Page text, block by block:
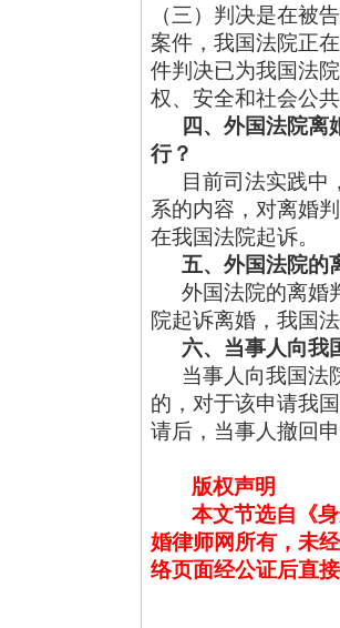
（三）判决是在被
案件，我国法院正
件判决已为我国法
权、安全和社会公
四、外国法院离
行？
目前司法实践中
系的内容，对离婚
在我国法院起诉。
五、外国法院的
外国法院的离婚
院起诉离婚，我国
六、当事人向我
当事人向我国法
的，对于该申请我
请后，当事人撤回
版权声明
本文节选自《
婚律师网所有，未
络页面经公证后直